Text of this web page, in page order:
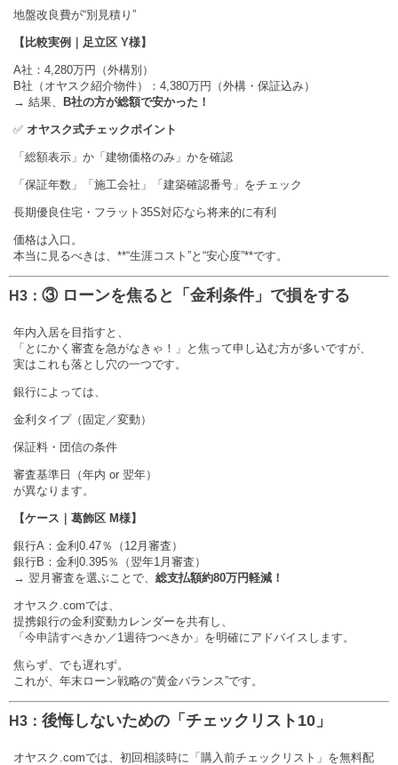
地盤改良費が“別見積り”
【比較実例｜足立区 Y様】
A社：4,280万円（外構別）
B社（オヤスク紹介物件）：4,380万円（外構・保証込み）
→ 結果、 B社の方が総額で安かった！
✅ オヤスク式チェックポイント
「総額表示」か「建物価格のみ」かを確認
「保証年数」「施工会社」「建築確認番号」をチェック
長期優良住宅・フラット35S対応なら将来的に有利
価格は入口。
本当に見るべきは、**“生涯コスト”と“安心度”**です。
H3： ③ ローンを焦ると「金利条件」で損をする
年内入居を目指すと、
「とにかく審査を急がなきゃ！」と焦って申し込む方が多いですが、
実はこれも落とし穴の一つです。
銀行によっては、
金利タイプ（固定／変動）
保証料・団信の条件
審査基準日（年内 or 翌年）
が異なります。
【ケース｜葛飾区 M様】
銀行A：金利0.47％（12月審査）
銀行B：金利0.395％（翌年1月審査）
→ 翌月審査を選ぶことで、 総支払額約80万円軽減！
オヤスク.comでは、
提携銀行の金利変動カレンダーを共有し、
「今申請すべきか／1週待つべきか」を明確にアドバイスします。
焦らず、でも遅れず。
これが、年末ローン戦略の“黄金バランス”です。
H3： 後悔しないための「チェックリスト10」
オヤスク.comでは、初回相談時に「購入前チェックリスト」を無料配